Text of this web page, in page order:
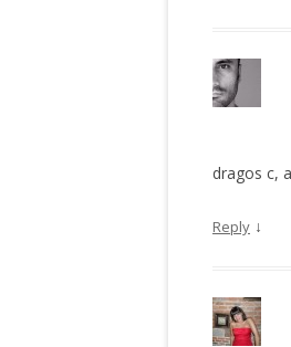
dragos c,
Reply ↓